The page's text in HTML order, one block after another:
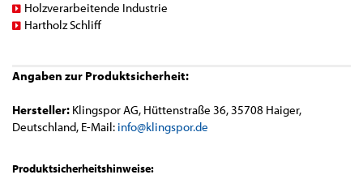
Holzverarbeitende Industrie
Hartholz Schliff
Angaben zur Produktsicherheit:
Hersteller: Klingspor AG, Hüttenstraße 36, 35708 Haiger,
Deutschland, E-Mail: info@klingspor.de
Produktsicherheitshinweise: